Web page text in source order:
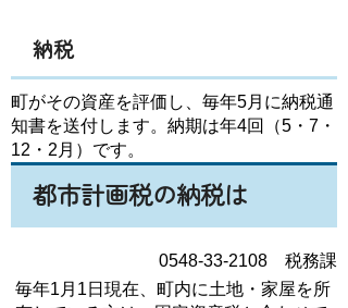
納税
町がその資産を評価し、毎年5月に納税通
知書を送付します。納期は年4回（5・7・
12・2月）です。
都市計画税の納税は
0548-33-2108 税務課
毎年1月1日現在、町内に土地・家屋を所